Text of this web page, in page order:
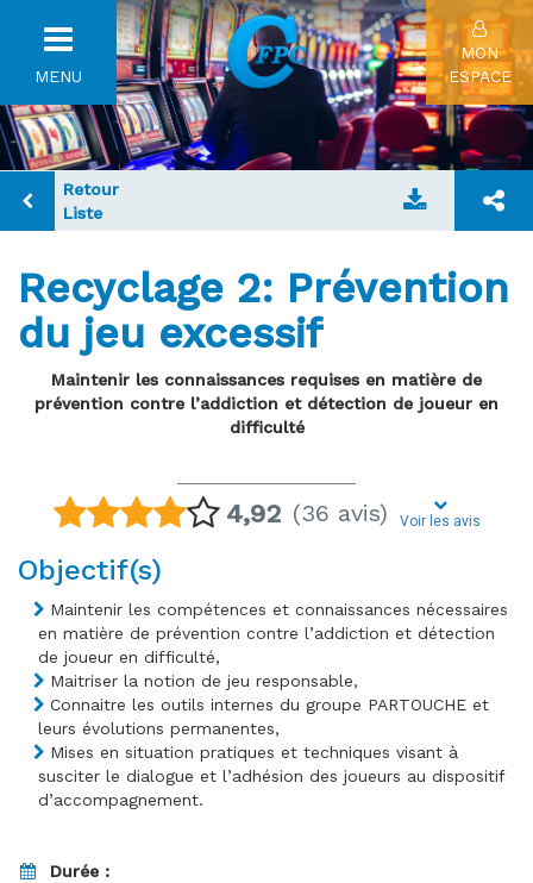
Toggle
navigation
MENU
MON
ESPACE
Retour
Liste
Recyclage 2: Prévention
du jeu excessif
Maintenir les connaissances requises en matière de
prévention contre l’addiction et détection de joueur en
difficulté
4,92 (36 avis) Voir les avis
Objectif(s)
Maintenir les compétences et connaissances nécessaires
en matière de prévention contre l’addiction et détection
de joueur en difficulté,
Maitriser la notion de jeu responsable,
Connaitre les outils internes du groupe PARTOUCHE et
leurs évolutions permanentes,
Mises en situation pratiques et techniques visant à
susciter le dialogue et l’adhésion des joueurs au dispositif
d’accompagnement.
Durée :